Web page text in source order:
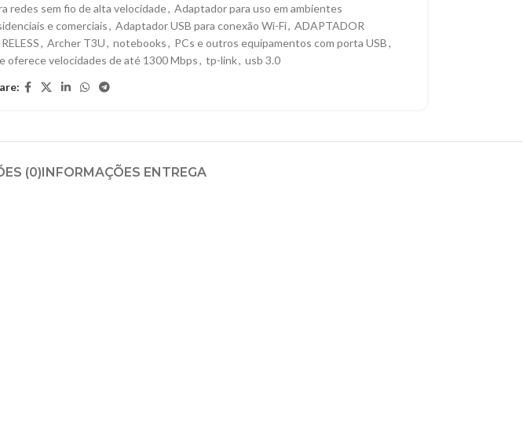
redes sem fio de alta velocidade, Adaptador para uso em ambientes
e comerciais, Adaptador USB para conexão Wi-Fi, ADAPTADOR
, Archer T3U, notebooks, PCs e outros equipamentos com porta USB,
oferece velocidades de até 1300 Mbps, tp-link, usb 3.0
(0)INFORMAÇÕES ENTREGA